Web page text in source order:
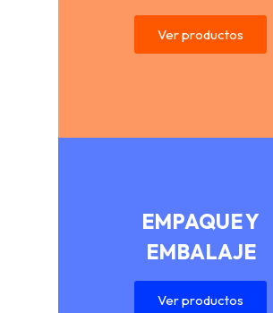
Ver productos
EMPAQUE Y
EMBALAJE
Ver productos